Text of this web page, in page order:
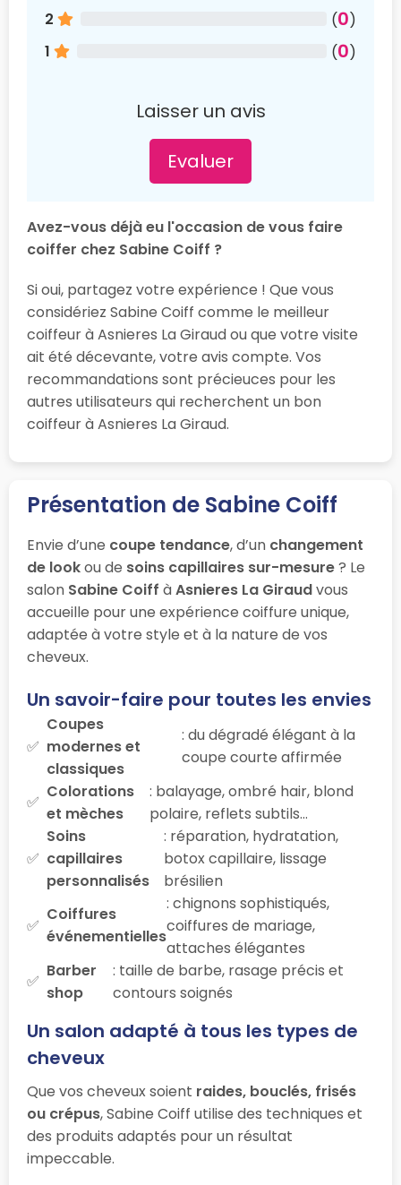
2
(0)
1
(0)
Laisser un avis
Evaluer
Avez-vous déjà eu l'occasion de vous faire
coiffer chez Sabine Coiff ?
Si oui, partagez votre expérience ! Que vous
considériez Sabine Coiff comme le meilleur
coiffeur à Asnieres La Giraud ou que votre visite
ait été décevante, votre avis compte. Vos
recommandations sont précieuces pour les
autres utilisateurs qui recherchent un bon
coiffeur à Asnieres La Giraud.
Présentation de Sabine Coiff
Envie d’une coupe tendance, d’un changement
de lookou de soins capillaires sur-mesure? Le
salon Sabine Coiff àAsnieres La Giraudvous
accueille pour une expérience coiffure unique,
adaptée à votre style et à la nature de vos
cheveux.
Un savoir-faire pour toutes les envies
Coupes
modernes et
classiques
: du dégradé élégant à la
coupe courte affirmée
Colorations
et mèches
: balayage, ombré hair, blond
polaire, reflets subtils…
Soins
capillaires
personnalisés
: réparation, hydratation,
botox capillaire, lissage
brésilien
Coiffures
événementielles
: chignons sophistiqués,
coiffures de mariage,
attaches élégantes
Barber
shop
: taille de barbe, rasage précis et
contours soignés
Un salon adapté à tous les types de
cheveux
Que vos cheveux soient raides, bouclés, frisés
ou crépus, Sabine Coiff utilise des techniques et
des produits adaptés pour un résultat
impeccable.